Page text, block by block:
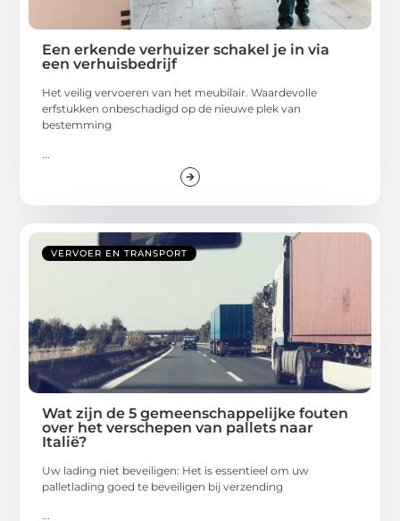
Een erkende verhuizer schakel je in via
een verhuisbedrijf
Het veilig vervoeren van het meubilair. Waardevolle
erfstukken onbeschadigd op de nieuwe plek van
bestemming
VERVOER EN TRANSPORT
Wat zijn de 5 gemeenschappelijke fouten
over het verschepen van pallets naar
Italië?
Uw lading niet beveiligen: Het is essentieel om uw
palletlading goed te beveiligen bij verzending
...